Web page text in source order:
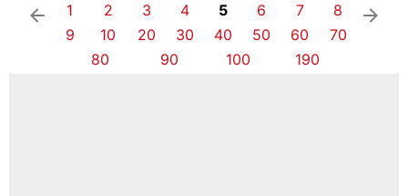
arrow_left 1 2 3 4 5 6 7
8
9
10 20 30 40 50 60
70
80
90 100 190
arrow_right